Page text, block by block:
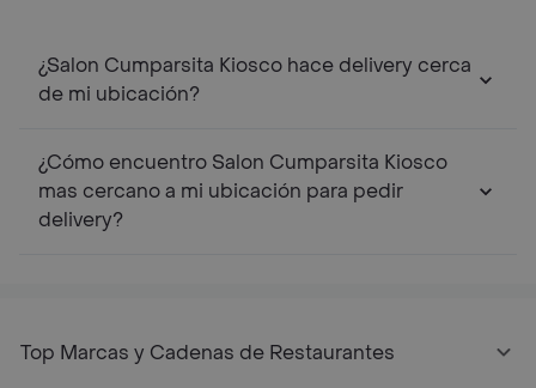
¿Salon Cumparsita Kiosco hace delivery cerca
de mi ubicación?
¿Cómo encuentro Salon Cumparsita Kiosco
mas cercano a mi ubicación para pedir
delivery?
Top Marcas y Cadenas de Restaurantes